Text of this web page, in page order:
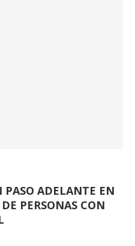
ADELANTE EN
PERSONAS CON